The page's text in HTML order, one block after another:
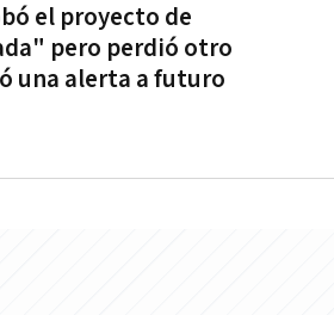
el proyecto de
pero perdió otro
una alerta a futuro